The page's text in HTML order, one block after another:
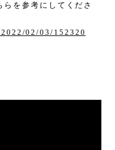
を参考にしてくださ
02/03/152320